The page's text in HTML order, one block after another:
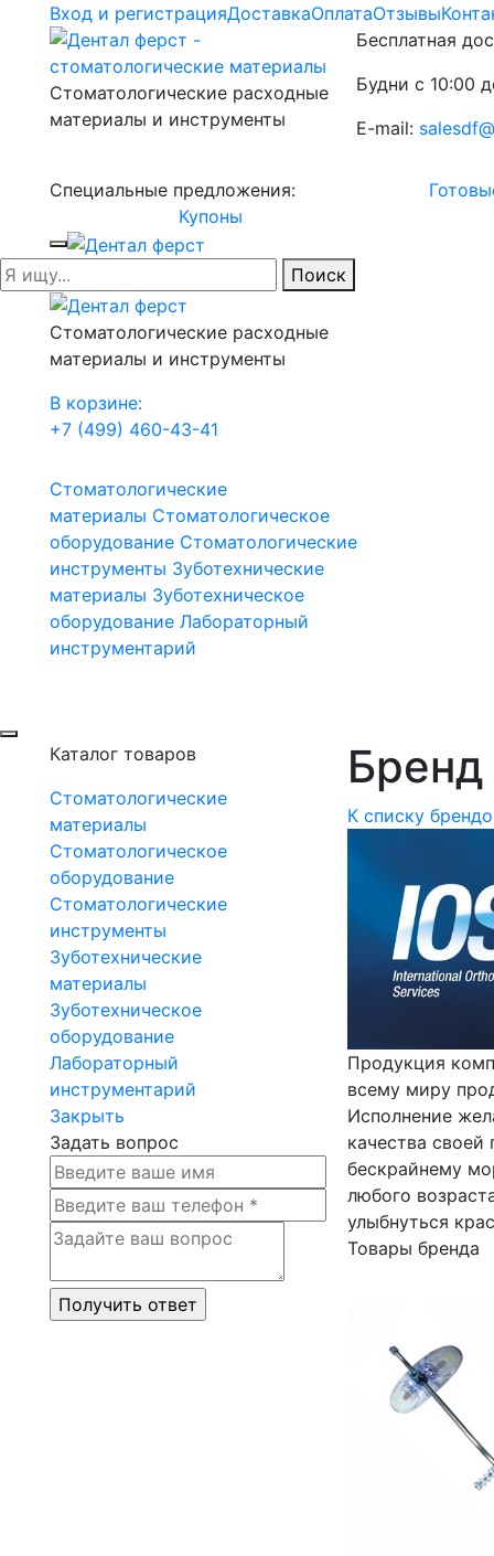
Вход и регистрацияДоставкаОплатаОтзывы
Стоматологические расходные
материалы и инструменты
Бесплатная
Будни с 10:00
E-mail:
Специальные предложения:
Купоны
Поиск
Стоматологические расходные
материалы и инструменты
В корзине:
+7 (499) 460-43-41
Стоматологические
материалы Стоматологическое
оборудование Стоматологические
инструменты Зуботехнические
материалы Зуботехническое
оборудование Лабораторный
инструментарий
Каталог товаров
Стоматологические
материалы
Стоматологическое
оборудование
Стоматологические
инструменты
Зуботехнические
материалы
Зуботехническое
оборудование
Лабораторный
инструментарий
Закрыть
Задать вопрос
К списку
Продукция
всему миру
Исполнение
качества
бескрайнему
любого
улыбнуться
Товары бренда